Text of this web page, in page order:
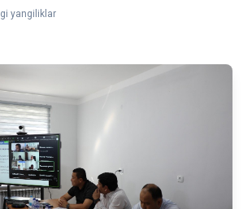
yangiliklar